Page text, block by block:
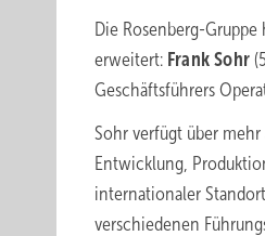
Die Rosenberg-
erweitert: Frank Sohr
Geschäftsführers
Sohr verfügt über
Entwicklung,
internationaler
verschiedenen